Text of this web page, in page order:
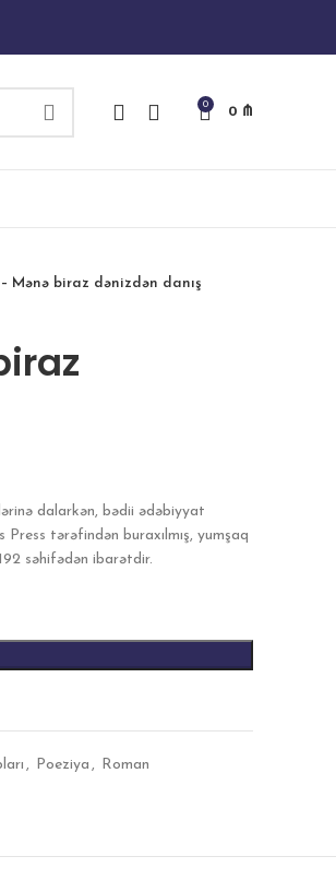
0
0 ₼
Mənə biraz dənizdən danış
dalarkən, bədii ədəbiyyat
Press tərəfindən buraxılmış, yumşaq
səhifədən ibarətdir.
, Poeziya , Roman